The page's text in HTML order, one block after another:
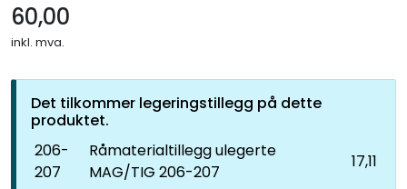
60,00
inkl. mva.
Det tilkommer legeringstillegg på dette
produktet.
206-
207
Råmaterialtillegg ulegerte
MAG/TIG 206-207
17,11